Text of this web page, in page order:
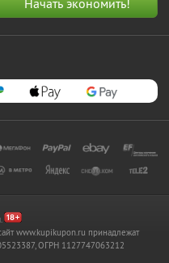
www.kupikupon.ru принадлежат
ОГРН 1127747063212